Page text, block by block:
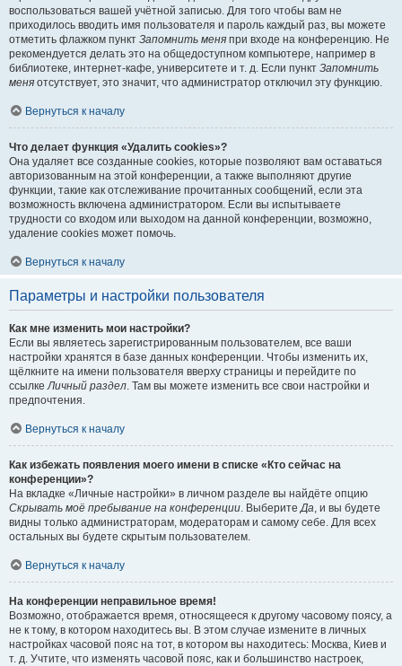
воспользоваться вашей учётной записью. Для того чтобы вам не
приходилось вводить имя пользователя и пароль каждый раз, вы можете
отметить флажком пункт Запомнить меня при входе на конференцию. Не
рекомендуется делать это на общедоступном компьютере, например в
библиотеке, интернет-кафе, университете и т. д. Если пункт Запомнить
меня отсутствует, это значит, что администратор отключил эту функцию.
Вернуться к началу
Что делает функция «Удалить cookies»?
Она удаляет все созданные cookies, которые позволяют вам оставаться
авторизованным на этой конференции, а также выполняют другие
функции, такие как отслеживание прочитанных сообщений, если эта
возможность включена администратором. Если вы испытываете
трудности со входом или выходом на данной конференции, возможно,
удаление cookies может помочь.
Вернуться к началу
Параметры и настройки пользователя
Как мне изменить мои настройки?
Если вы являетесь зарегистрированным пользователем, все ваши
настройки хранятся в базе данных конференции. Чтобы изменить их,
щёлкните на имени пользователя вверху страницы и перейдите по
ссылкеЛичный раздел. Там вы можете изменить все свои настройки и
предпочтения.
Вернуться к началу
Как избежать появления моего имени в списке «Кто сейчас на
конференции»?
На вкладке «Личные настройки» в личном разделе вы найдёте опцию
Скрывать моё пребывание на конференции. ВыберитеДа, и вы будете
видны только администраторам, модераторам и самому себе. Для всех
остальных вы будете скрытым пользователем.
Вернуться к началу
На конференции неправильное время!
Возможно, отображается время, относящееся к другому часовому поясу, а
не к тому, в котором находитесь вы. В этом случае измените в личных
настройках часовой пояс на тот, в котором вы находитесь: Москва, Киев и
т. д. Учтите, что изменять часовой пояс, как и большинство настроек,